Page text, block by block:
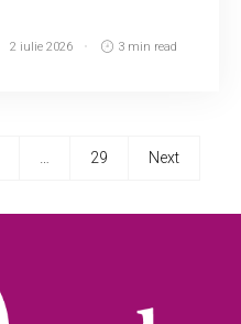
2 iulie 2026 3 min read
29 Next